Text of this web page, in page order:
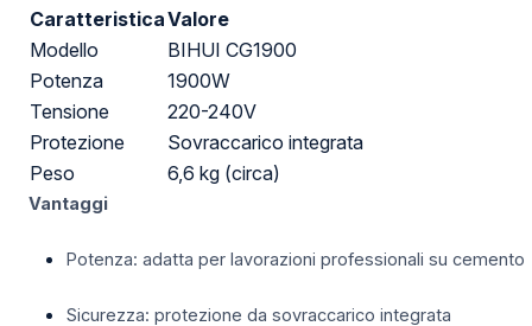
CaratteristicaValore
Modello
BIHUI CG1900
Potenza
1900W
Tensione
220-240V
Protezione
Sovraccarico integrata
Peso
6,6 kg (circa)
Vantaggi
Potenza: adatta per lavorazioni professionali su cemento
Sicurezza: protezione da sovraccarico integrata